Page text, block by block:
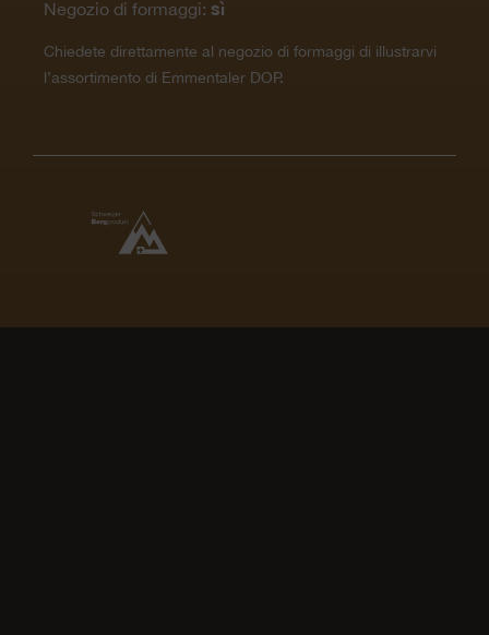
Negozio di formaggi: sì
Chiedete direttamente al negozio di formaggi di illustrarvi
l’assortimento di Emmentaler DOP.